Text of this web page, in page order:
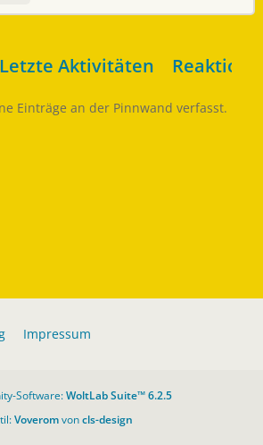
Letzte Aktivitäten
Einträge an der Pinnwand verfasst.
Impressum
Software:WoltLab Suite™ 6.2.5
Voveromvoncls-design